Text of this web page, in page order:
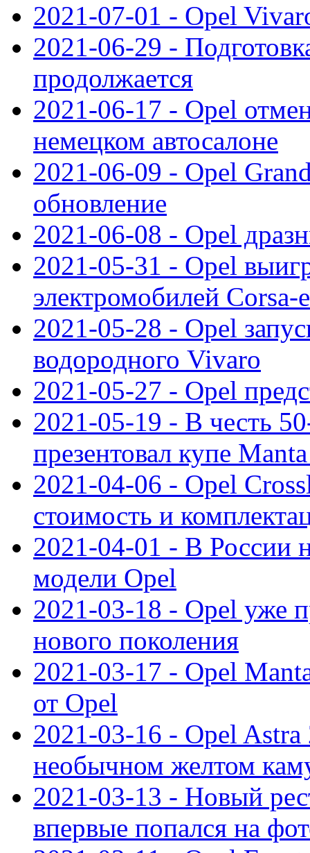
2021-07-01 - Opel
2021-06-29 -
продолжается
2021-06-17 - Opel
немецком автосалоне
2021-06-09 - Opel
обновление
2021-06-08 - Opel
2021-05-31 - Opel
электромобилей Corsa-e
2021-05-28 - Opel
водородного Vivaro
2021-05-27 - Opel
2021-05-19 - В честь
презентовал купе
2021-04-06 - Opel
стоимость и
2021-04-01 - В России
модели Opel
2021-03-18 - Opel уже
нового поколения
2021-03-17 - Opel
от Opel
2021-03-16 - Opel Astra
необычном желтом
2021-03-13 - Новый
впервые попался на